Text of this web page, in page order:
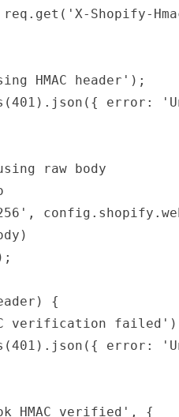
Shopify-
HMAC header');
error:
raw body
{
verification
error:
HMAC verified', {